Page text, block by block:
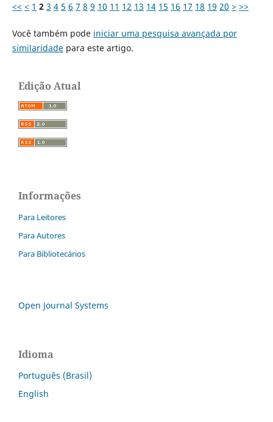
<< < 1 2 3 4 5 6 7 8 9 10 11 12 13 14 15 16 17 18 19 20 > >>
Você também pode iniciar uma pesquisa avançada por
similaridadepara este artigo.
Edição Atual
Informações
Para Leitores
Para Autores
Para Bibliotecários
Open Journal Systems
Idioma
Português (Brasil)
English